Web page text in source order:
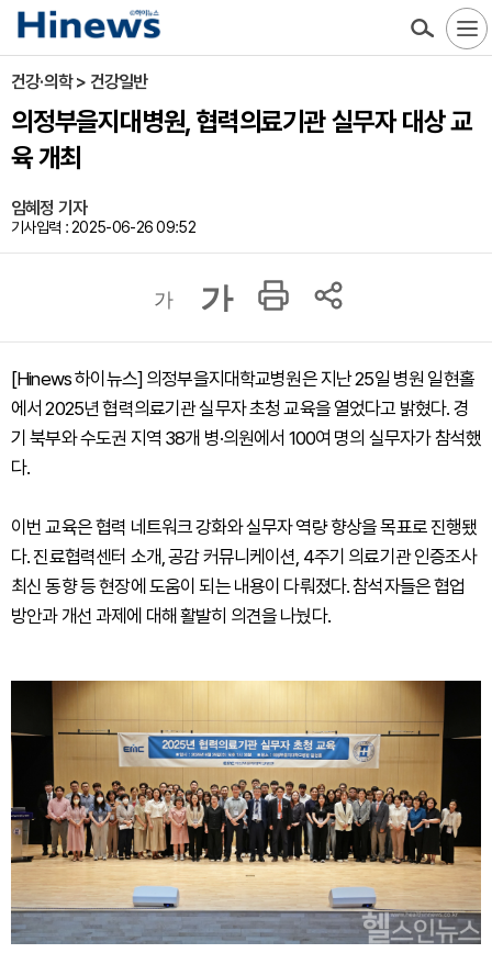
건강·의학 > 건강일반
의정부을지대병원, 협력의료기관 실무자 대상 교
육 개최
임혜정 기자
기사입력 : 2025-06-26 09:52
가 가
[Hinews 하이뉴스] 의정부을지대학교병원은 지난 25일 병원 일현홀
에서 2025년 협력의료기관 실무자 초청 교육을 열었다고 밝혔다. 경
기 북부와 수도권 지역 38개 병·의원에서 100여 명의 실무자가 참석했
다.
이번 교육은 협력 네트워크 강화와 실무자 역량 향상을 목표로 진행됐
다. 진료협력센터 소개, 공감 커뮤니케이션, 4주기 의료기관 인증조사
최신 동향 등 현장에 도움이 되는 내용이 다뤄졌다. 참석자들은 협업
방안과 개선 과제에 대해 활발히 의견을 나눴다.